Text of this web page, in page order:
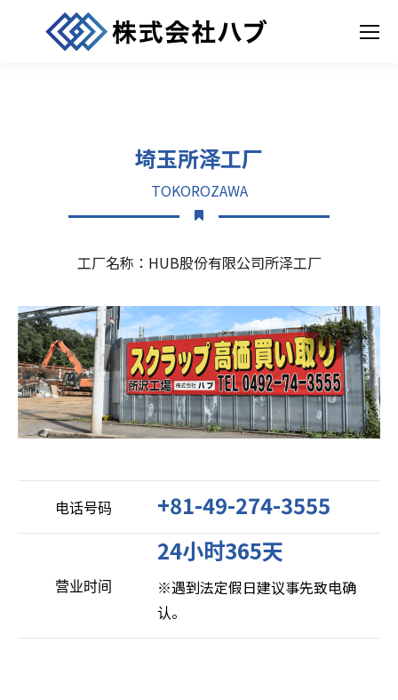
埼玉所泽工厂
TOKOROZAWA
工厂名称：HUB股份有限公司所泽工厂
电话号码 +81-49-274-3555
营业时间
24小时365天
※遇到法定假日建议事先致电确
认。